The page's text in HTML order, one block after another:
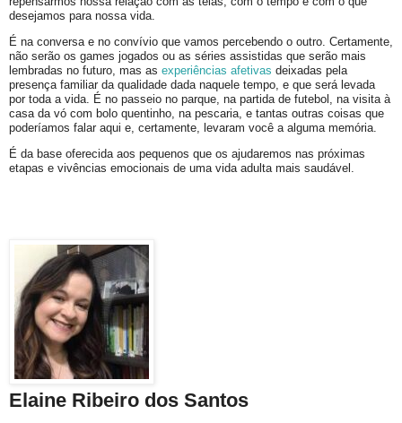
desejamos para nossa vida.
É na conversa e no convívio que vamos percebendo o outro. Certamente,
não serão os games jogados ou as séries assistidas que serão mais
lembradas no futuro, mas as experiências afetivas deixadas pela
presença familiar da qualidade dada naquele tempo, e que será levada
por toda a vida. É no passeio no parque, na partida de futebol, na visita à
casa da vó com bolo quentinho, na pescaria, e tantas outras coisas que
poderíamos falar aqui e, certamente, levaram você a alguma memória.
É da base oferecida aos pequenos que os ajudaremos nas próximas
etapas e vivências emocionais de uma vida adulta mais saudável.
Elaine Ribeiro dos Santos